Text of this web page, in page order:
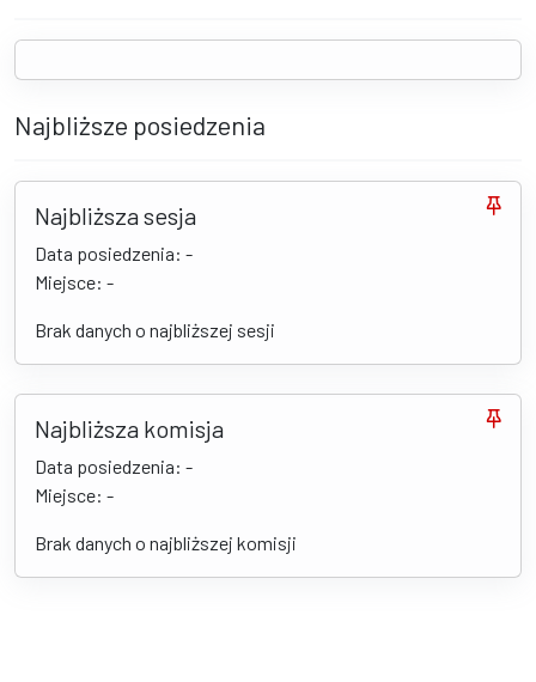
Najbliższe posiedzenia
Najbliższa sesja
Data posiedzenia: -
Miejsce: -
Brak danych o najbliższej sesji
Najbliższa komisja
Data posiedzenia: -
Miejsce: -
Brak danych o najbliższej komisji